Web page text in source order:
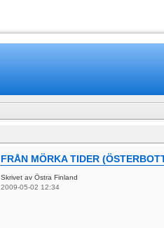
FRÅN MÖRKA TIDER
Skrivet av Östra Finland
2009-05-02 12:34